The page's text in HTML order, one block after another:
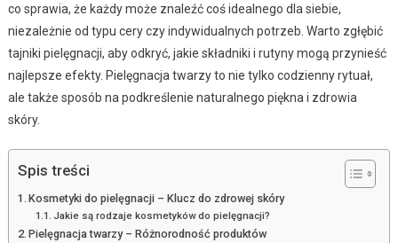
co sprawia, że każdy może znaleźć coś idealnego dla siebie,
niezależnie od typu cery czy indywidualnych potrzeb. Warto zgłębić
tajniki pielęgnacji, aby odkryć, jakie składniki i rutyny mogą przynieść
najlepsze efekty. Pielęgnacja twarzy to nie tylko codzienny rytuał,
ale także sposób na podkreślenie naturalnego piękna i zdrowia
skóry.
Spis treści
Kosmetyki do pielęgnacji – Klucz do zdrowej skóry
Jakie są rodzaje kosmetyków do pielęgnacji?
Pielęgnacja twarzy – Różnorodność produktów